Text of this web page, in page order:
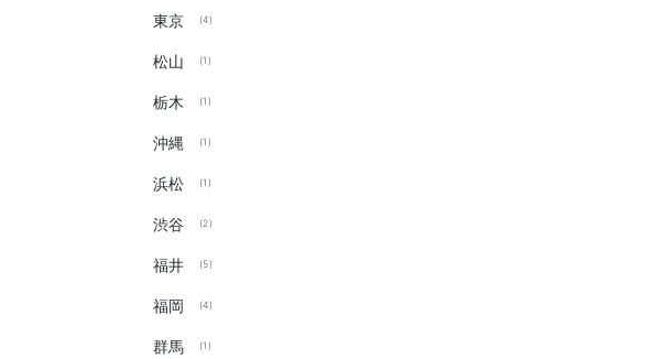
東京 (4)
松山 (1)
栃木 (1)
沖縄 (1)
浜松 (1)
渋谷 (2)
福井 (5)
福岡 (4)
群馬 (1)